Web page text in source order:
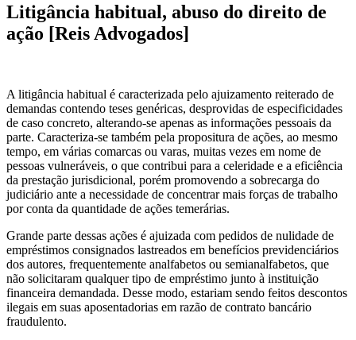
Litigância habitual, abuso do direito de
ação [Reis Advogados]
A litigância habitual é caracterizada pelo ajuizamento reiterado de
demandas contendo teses genéricas, desprovidas de especificidades
de caso concreto, alterando-se apenas as informações pessoais da
parte. Caracteriza-se também pela propositura de ações, ao mesmo
tempo, em várias comarcas ou varas, muitas vezes em nome de
pessoas vulneráveis, o que contribui para a celeridade e a eficiência
da prestação jurisdicional, porém promovendo a sobrecarga do
judiciário ante a necessidade de concentrar mais forças de trabalho
por conta da quantidade de ações temerárias.
Grande parte dessas ações é ajuizada com pedidos de nulidade de
empréstimos consignados lastreados em benefícios previdenciários
dos autores, frequentemente analfabetos ou semianalfabetos, que
não solicitaram qualquer tipo de empréstimo junto à instituição
financeira demandada. Desse modo, estariam sendo feitos descontos
ilegais em suas aposentadorias em razão de contrato bancário
fraudulento.